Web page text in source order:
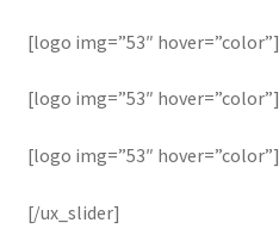
[logo img=”53″ hover=”color”]
[logo img=”53″ hover=”color”]
[logo img=”53″ hover=”color”]
[/ux_slider]